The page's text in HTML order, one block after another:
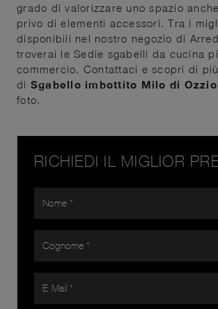
grado di valorizzare uno spazio
privo di elementi accessori. Tra i
disponibili nel nostro negozio di
troverai le Sedie sgabelli da cucina
commercio. Contattaci e scopri di
di Sgabello imbottito Milo di Ozzio
foto.
RICHIEDI IL MIGLIOR